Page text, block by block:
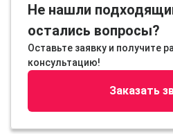
Не нашли
остались вопросы?
Оставьте заявку и получите
консультацию!
Заказать